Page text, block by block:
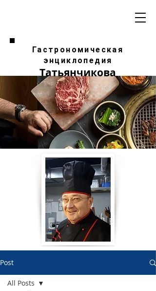
Гастрономическая
энциклопедия
Татьянчикова
Post
All Posts